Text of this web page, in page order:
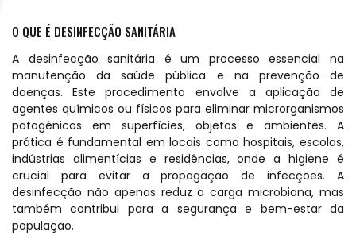
O QUE É DESINFECÇÃO SANITÁRIA
A desinfecção sanitária é um processo essencial na
manutenção da saúde pública e na prevenção de
doenças. Este procedimento envolve a aplicação de
agentes químicos ou físicos para eliminar microrganismos
patogênicos em superfícies, objetos e ambientes. A
prática é fundamental em locais como hospitais, escolas,
indústrias alimentícias e residências, onde a higiene é
crucial para evitar a propagação de infecções. A
desinfecção não apenas reduz a carga microbiana, mas
também contribui para a segurança e bem-estar da
população.